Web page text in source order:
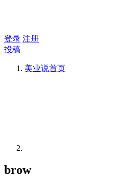
登录 注册
投稿
美业说首页
brow